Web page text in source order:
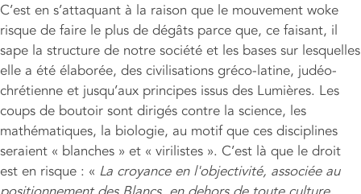
C’est en s’attaquant à la raison que le mouvement woke
risque de faire le plus de dégâts parce que, ce faisant, il
sape la structure de notre société et les bases sur lesquelles
elle a été élaborée, des civilisations gréco-latine, judéo-
chrétienne et jusqu’aux principes issus des Lumières. Les
coups de boutoir sont dirigés contre la science, les
mathématiques, la biologie, au motif que ces disciplines
seraient « blanches » et « virilistes ». C’est là que le droit
est en risque : « La croyance en l'objectivité, associée au